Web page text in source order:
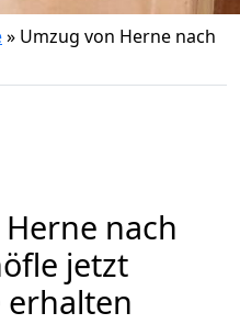
» Umzug von Herne nach
nach
jetzt